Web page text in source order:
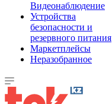
Видеонаблюдение
Устройства
безопасности и
резервного питания
Маркетплейсы
Неразобранное